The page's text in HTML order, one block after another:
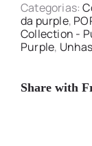
Categorias:
da purple,
Collection -
Purple, Unhas
Share with